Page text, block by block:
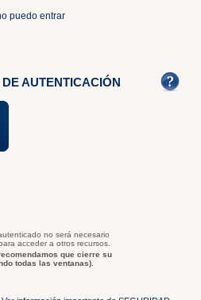
puedo entrar
AUTENTICACIÓN
no será necesario
acceder a otros recursos.
que cierre su
todas las ventanas).